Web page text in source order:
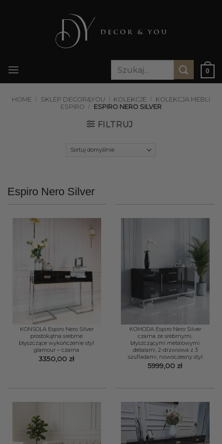
Szukaj:
0
HOME / SKLEP DECOR&YOU / KOLEKCJE / KOLEKCJA MEBLI
ESPIRO / ESPIRO NERO SILVER
FILTRUJ
Espiro Nero Silver
KONSOLA Espiro Nero Silver
prostokątna srebrne
błyszczące wykończenie styl
glamour – czarna
3350,00 zł
KOMODA Espiro Nero Silver
czarna ze srebrnymi,
błyszczącymi metalowymi
detalami, 2-drzwiowa z 3
szufladami, nowoczesny styl
5999,00 zł